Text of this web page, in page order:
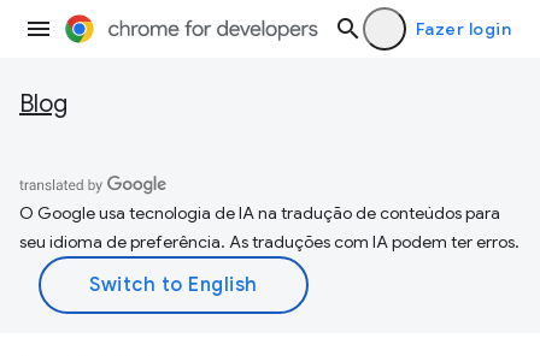
Fazer login
Blog
O Google usa tecnologia de IA na tradução de conteúdos para
seu idioma de preferência. As traduções com IA podem ter erros.